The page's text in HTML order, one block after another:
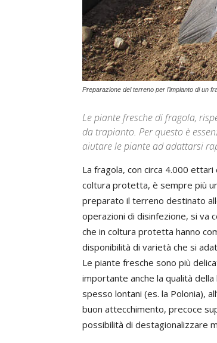
Preparazione del terreno per l’impianto di un
Le piante fresche di fragola,
da trapianto. Per questo è
aiutare le piante ad adattarsi
La fragola, con circa 4.000 ettari
coltura protetta, è sempre più
preparato il terreno destinato
operazioni di disinfezione, si va
che in coltura protetta hanno
disponibilità di varietà che si
Le piante fresche sono più
importante anche la qualità
spesso lontani (es. la Polonia),
buon attecchimento, precoce
possibilità di destagionalizzare